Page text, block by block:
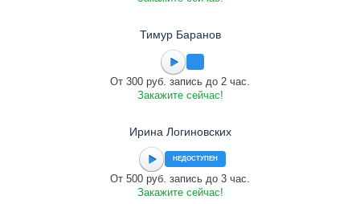
Тимур Баранов
От 300 руб. запись до 2 час.
Закажите сейчас!
Ирина Логиновских
НЕДОСТУПЕН
От 500 руб. запись до 3 час.
Закажите сейчас!